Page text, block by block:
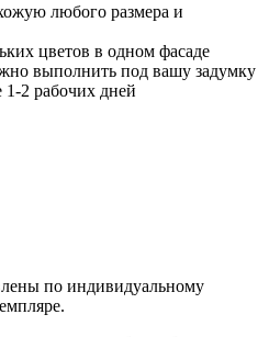
любого размера и
цветов в одном фасаде
выполнить под вашу задумку
1-2 рабочих дней
по индивидуальному